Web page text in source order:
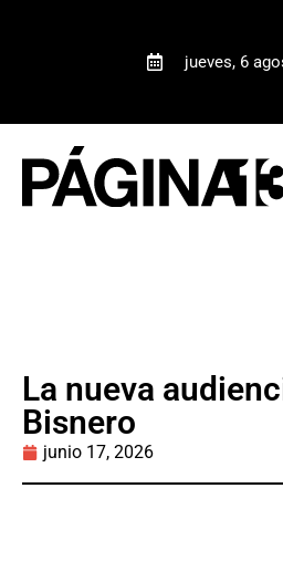
jueves, 6
La nueva
Bisnero
junio 17, 2026